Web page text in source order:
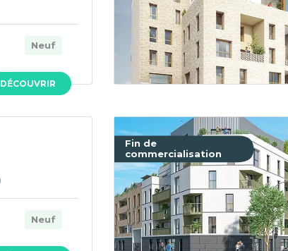
DÉCOUVRIR
Neuf
Neuf
Fin de
commercialisation